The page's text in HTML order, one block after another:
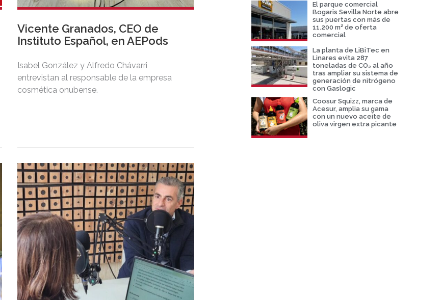
Vicente Granados, CEO de
Instituto Español, en AEPods
Isabel González y Alfredo Chávarri
entrevistan al responsable de la empresa
cosmética onubense.
El parque comercial
Bogaris Sevilla Norte abre
sus puertas con más de
11.200 m² de oferta
comercial
La planta de LiBiTec en
Linares evita 287
toneladas de CO₂ al año
tras ampliar su sistema de
generación de nitrógeno
con Gaslogic
Coosur Squizz, marca de
Acesur, amplia su gama
con un nuevo aceite de
oliva virgen extra picante